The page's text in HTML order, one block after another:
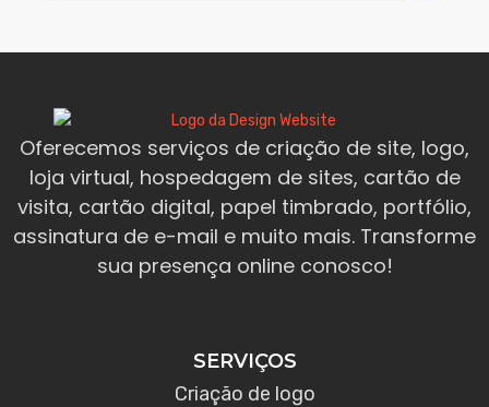
Oferecemos serviços de criação de site, logo,
loja virtual, hospedagem de sites, cartão de
visita, cartão digital, papel timbrado, portfólio,
assinatura de e-mail e muito mais. Transforme
sua presença online conosco!
SERVIÇOS
Criação de logo